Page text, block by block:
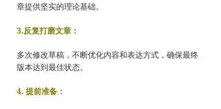
章提供坚实的理论基础。
3.反复打磨文章：
多次修改草稿，不断优化内容和表达方式，确保最终
版本达到最佳状态。
4. 提前准备：